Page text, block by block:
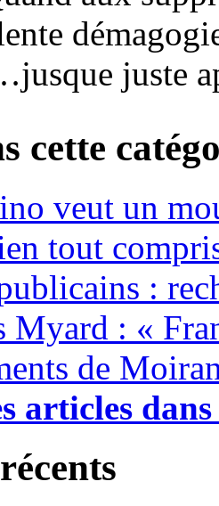
juste
cette
veut un
tout
:
Myard : «
de
articles